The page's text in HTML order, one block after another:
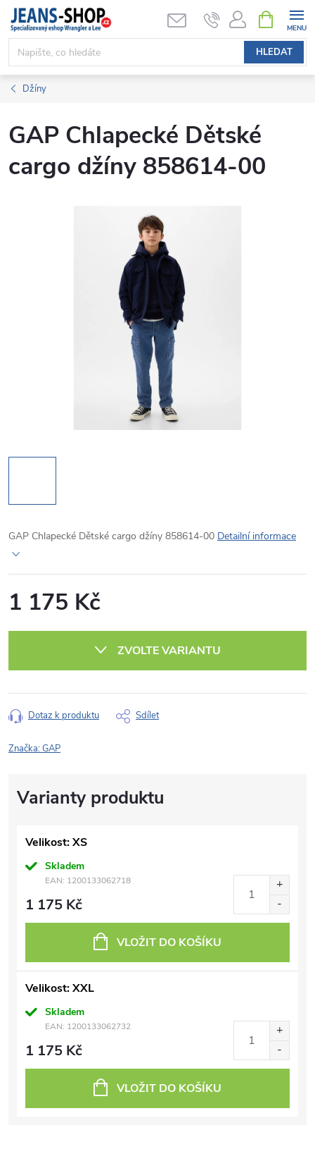
Přejít
obsah
HLEDAT
NÁKUPNÍ
KOŠÍK
Džíny
GAP Chlapecké Dětské
cargo džíny 858614-00
GAP Chlapecké Dětské cargo džíny 858614-00 Detailní informace
1 175 Kč
ZVOLTE VARIANTU
Dotaz k produktu Sdílet
Značka:GAP
Velikost: XS
Skladem
EAN: 1200133062718
1 175 Kč
VLOŽIT DO KOŠÍKU
Velikost: XXL
Skladem
EAN: 1200133062732
1 175 Kč
VLOŽIT DO KOŠÍKU